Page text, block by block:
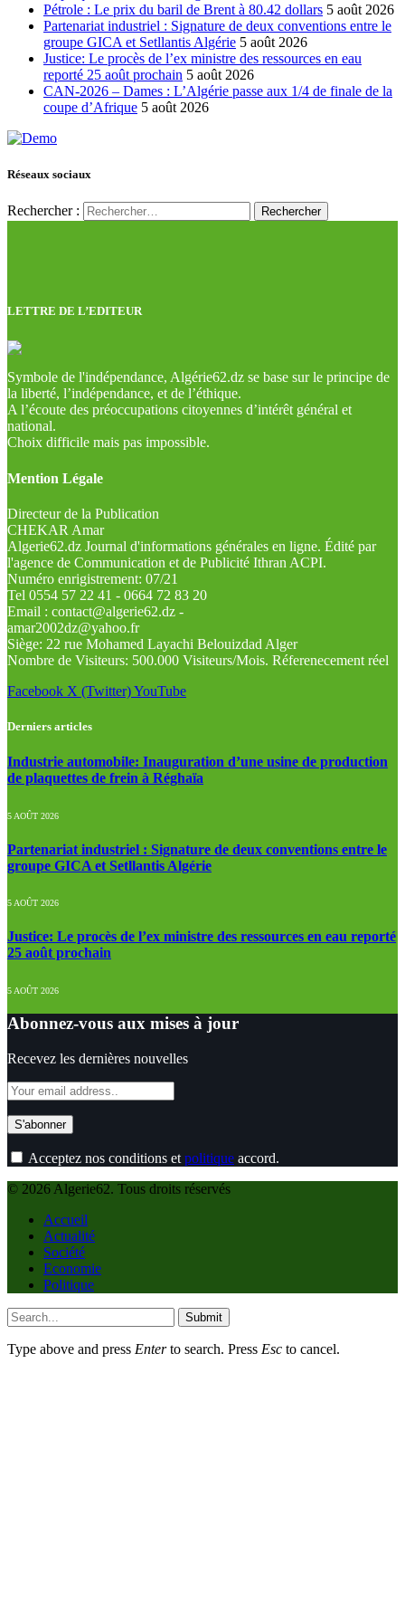
Pétrole : Le prix du baril de Brent à 80.42 dollars 5 août 2026
Partenariat industriel : Signature de deux conventions entre le
groupe GICA et Setllantis Algérie 5 août 2026
Justice: Le procès de l’ex ministre des ressources en eau
reporté 25 août prochain 5 août 2026
CAN-2026 – Dames : L’Algérie passe aux 1/4 de finale de la
coupe d’Afrique 5 août 2026
Réseaux sociaux
Rechercher :
LETTRE DE L’EDITEUR
Symbole de l'indépendance, Algérie62.dz se base sur le principe de
la liberté, l’indépendance, et de l’éthique.
A l’écoute des préoccupations citoyennes d’intérêt général et
national.
Choix difficile mais pas impossible.
Mention Légale
Directeur de la Publication
CHEKAR Amar
Algerie62.dz Journal d'informations générales en ligne. Édité par
l'agence de Communication et de Publicité Ithran ACPI.
Numéro enrigistrement: 07/21
Tel 0554 57 22 41 - 0664 72 83 20
Email : contact@algerie62.dz -
amar2002dz@yahoo.fr
Siège: 22 rue Mohamed Layachi Belouizdad Alger
Nombre de Visiteurs: 500.000 Visiteurs/Mois. Réferenecement réel
Facebook X (Twitter)YouTube
Derniers articles
Industrie automobile: Inauguration d’une usine de production
de plaquettes de frein à Réghaïa
5 AOÛT 2026
Partenariat industriel : Signature de deux conventions entre le
groupe GICA et Setllantis Algérie
5 AOÛT 2026
Justice: Le procès de l’ex ministre des ressources en eau reporté
25 août prochain
5 AOÛT 2026
Abonnez-vous aux mises à jour
Recevez les dernières nouvelles
Acceptez nos conditions et politique accord.
© 2026 Algerie62. Tous droits réservés
Accueil
Actualité
Société
Economie
Politique
Submit
Type above and press Enterto search. Press Esc to cancel.